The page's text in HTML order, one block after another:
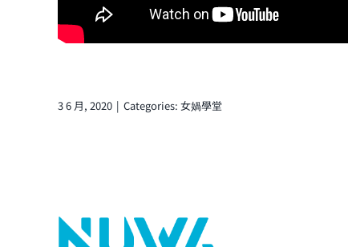
3 6 月, 2020 | Categories: 女媧學堂